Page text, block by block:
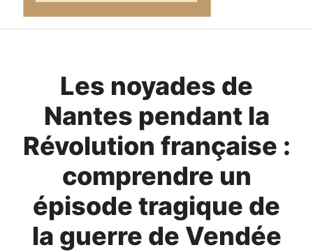
Les noyades de
Nantes pendant la
Révolution française :
comprendre un
épisode tragique de
la guerre de Vendée